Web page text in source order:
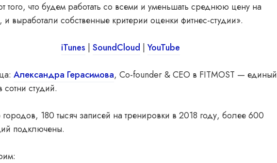
того, что будем работать со всеми и уменьшать среднюю цену на
и выработали собственные критерии оценки фитнес-студии».
iTunes | SoundCloud | YouTube
Александра Герасимова, Co-founder & CEO в FITMOST — единый
сотни студий.
городов, 180 тысяч записей на тренировки в 2018 году, более 600
подключены.